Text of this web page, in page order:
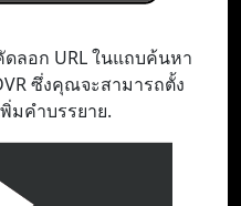
ลอก URL ในแถบค้นหา
ซึ่งคุณจะสามารถตั้ง
มคำบรรยาย.